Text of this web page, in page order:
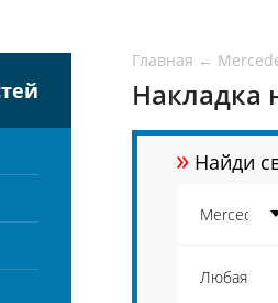
Главная ←
Накладка
» Найди